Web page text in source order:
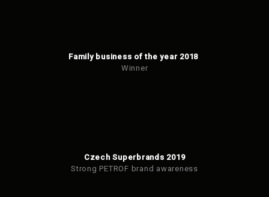
Family business of the year 2018
Winner
Czech Superbrands 2019
Strong PETROF brand awareness